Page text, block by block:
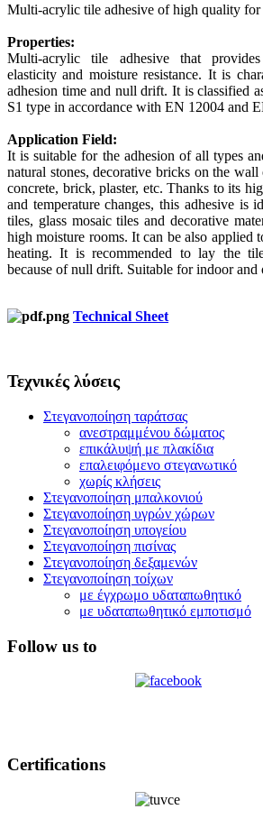
Multi-acrylic tile adhesive of high quality for
Properties:
Multi-acrylic tile adhesive that
elasticity and moisture resistance. It is
adhesion time and null drift. It is classified
S1 type in accordance with EN 12004 and
Application Field:
It is suitable for the adhesion of all types
natural stones, decorative bricks on the
concrete, brick, plaster, etc. Thanks to its
and temperature changes, this adhesive is
tiles, glass mosaic tiles and decorative
high moisture rooms. It can be also applied
heating. It is recommended to lay the
because of null drift. Suitable for indoor and
Technical Sheet
Τεχνικές λύσεις
Στεγανοποίηση ταράτσας
ανεστραμμένου δώματος
επικάλυψή με πλακίδια
επαλειφόμενο στεγανωτικό
χωρίς κλήσεις
Στεγανοποίηση μπαλκονιού
Στεγανοποίηση υγρών χώρων
Στεγανοποίηση υπογείου
Στεγανοποίηση πισίνας
Στεγανοποίηση δεξαμενών
Στεγανοποίηση τοίχων
με έγχρωμο υδαταπωθητικό
με υδαταπωθητικό εμποτισμό
Follow us to
Certifications